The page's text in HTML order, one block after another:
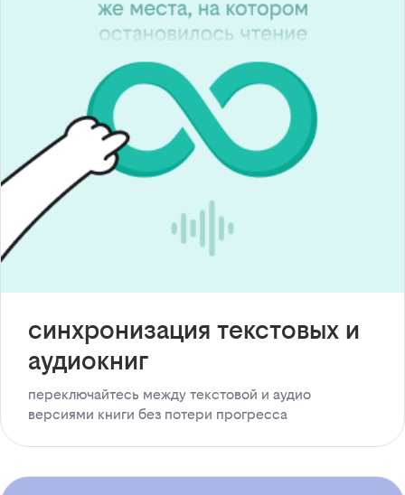
синхронизация текстовых и
аудиокниг
переключайтесь между текстовой и аудио
версиями книги без потери прогресса